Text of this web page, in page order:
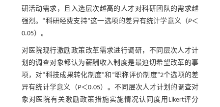
研活动需求，且入选层次越高的人才对科研团队的需求越
强烈。“科研经费支持”这一选项的差异有统计学意义（P＜
0.05）。
对医院现行激励政策改革需求进行调研，不同层次人才计
划的调查对象都认为薪酬收入制度是最迫切希望改革的事
项，对“科技成果转化制度”和“职称评价制度”2个选项的差
异有统计学意义（P＜0.05）。不同层次人才计划的调查对
象对医院有关激励政策措施实施情况认同度用Likert评分